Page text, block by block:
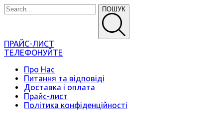
ПОШУК
ПРАЙС-ЛИСТ
ТЕЛЕФОНУЙТЕ
Про Нас
Питання та відповіді
Доставка і оплата
Прайс-лист
Політика конфіденційності